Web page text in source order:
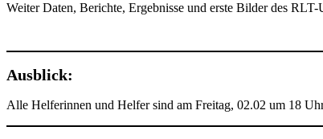
Weiter Daten, Berichte, Ergebnisse und erste Bilder des
Ausblick:
Alle Helferinnen und Helfer sind am Freitag, 02.02 um 18